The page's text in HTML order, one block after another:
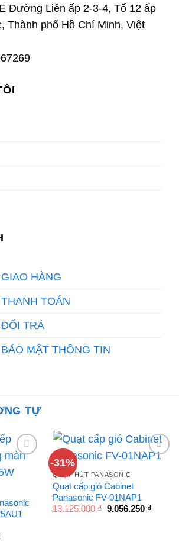
Đường Liên ấp 2-3-4, Tổ 12 ấp
Thành phố Hồ Chí Minh, Việt
HÀNG
TOÁN
TRẢ
MẬT THÔNG TIN
TỰ
-31%
QUẠT HÚT PANASONIC
Quạt cấp gió Cabinet
Panasonic FV-01NAP1
13.125.000₫ Giá
9.056.250 ₫